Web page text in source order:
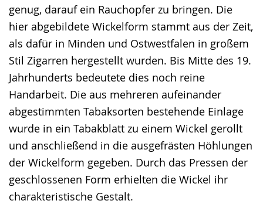
genug, darauf ein Rauchopfer zu bringen. Die
hier abgebildete Wickelform stammt aus der Zeit,
als dafür in Minden und Ostwestfalen in großem
Stil Zigarren hergestellt wurden. Bis Mitte des 19.
Jahrhunderts bedeutete dies noch reine
Handarbeit. Die aus mehreren aufeinander
abgestimmten Tabaksorten bestehende Einlage
wurde in ein Tabakblatt zu einem Wickel gerollt
und anschließend in die ausgefrästen Höhlungen
der Wickelform gegeben. Durch das Pressen der
geschlossenen Form erhielten die Wickel ihr
charakteristische Gestalt.